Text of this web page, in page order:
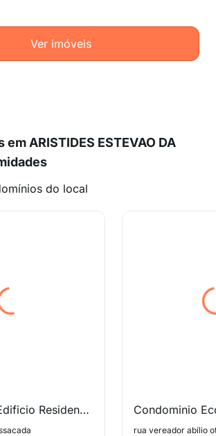
Ver imóveis
ARISTIDES ESTEVAO DA
do local
Condominio Edificio Residencial Art de Viver Condominio